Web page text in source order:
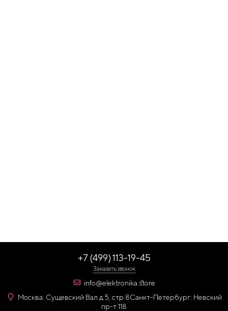
+7 (499) 113-19-45
Заказать звонок
info@elektronika.store
Москва: Сущевский Вал д 5, стр 8Санкт-Петербург: Невский
пр-т 118